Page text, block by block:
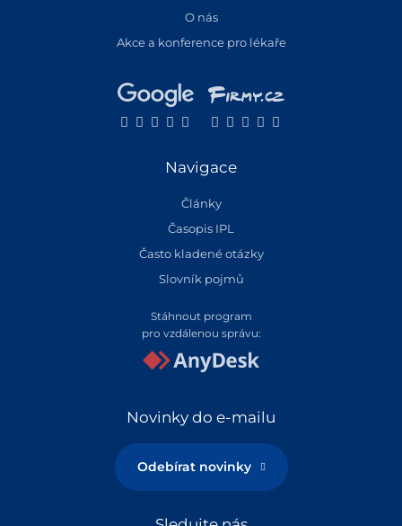
O nás
Akce a konference pro lékaře
Navigace
Články
Časopis IPL
Často kladené otázky
Slovník pojmů
Stáhnout program
pro vzdálenou správu:
Novinky do e-mailu
Odebírat novinky